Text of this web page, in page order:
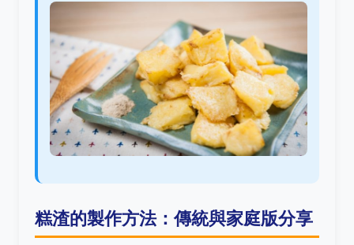
糕渣的製作方法：傳統與家庭版分享